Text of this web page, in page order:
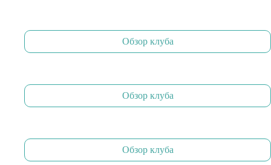
Обзор клуба
Обзор клуба
Обзор клуба